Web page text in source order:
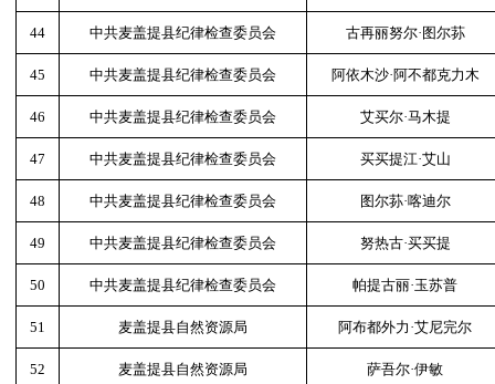
44 中共麦盖提县纪律检查委员会 古再丽努尔·图尔荪
45 中共麦盖提县纪律检查委员会 阿依木沙·阿不都克力木
46 中共麦盖提县纪律检查委员会 艾买尔·马木提
47 中共麦盖提县纪律检查委员会 买买提江·艾山
48 中共麦盖提县纪律检查委员会 图尔荪·喀迪尔
49 中共麦盖提县纪律检查委员会 努热古·买买提
50 中共麦盖提县纪律检查委员会 帕提古丽·玉苏普
51 麦盖提县自然资源局 阿布都外力·艾尼完尔
52 麦盖提县自然资源局 萨吾尔·伊敏